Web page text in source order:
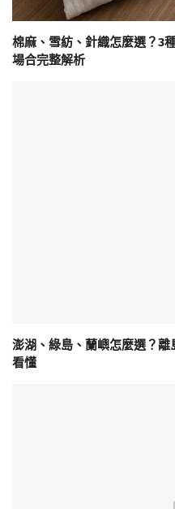
棉麻、雪紡、針織怎麼選？3
場合完整解析
澎湖、綠島、蘭嶼怎麼選？
看懂